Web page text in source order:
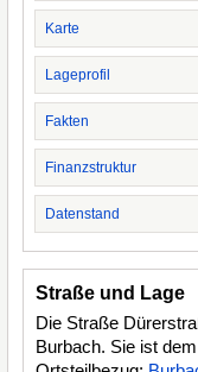
Karte
Lageprofil
Fakten
Finanzstruktur
Datenstand
Straße und Lage
Die Straße
Burbach. Sie ist